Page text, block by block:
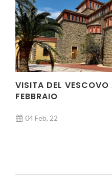
VISITA DEL
FEBBRAIO
04 Feb, 22